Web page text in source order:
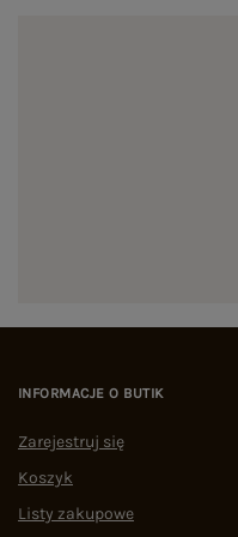
INFORMACJE O BUTIK
Zarejestruj się
Koszyk
Listy zakupowe